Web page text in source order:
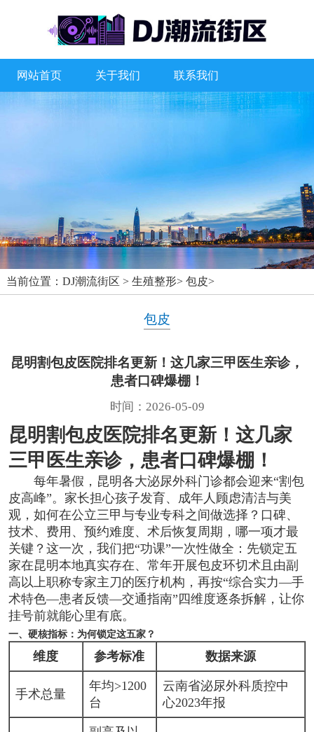
网站首页 关于我们 联系我们
当前位置： DJ潮流街区 > 生殖整形> 包皮>
包皮
昆明割包皮医院排名更新！这几家三甲医生亲诊，
患者口碑爆棚！
时间：2026-05-09
昆明割包皮医院排名更新！这几家
三甲医生亲诊，患者口碑爆棚！
每年暑假，昆明各大泌尿外科门诊都会迎来“割包
皮高峰”。家长担心孩子发育、成年人顾虑清洁与美
观，如何在公立三甲与专业专科之间做选择？口碑、
技术、费用、预约难度、术后恢复周期，哪一项才最
关键？这一次，我们把“功课”一次性做全：先锁定五
家在昆明本地真实存在、常年开展包皮环切术且由副
高以上职称专家主刀的医疗机构，再按“综合实力—手
术特色—患者反馈—交通指南”四维度逐条拆解，让你
挂号前就能心里有底。
一、硬核指标：为何锁定这五家？
维度 参考标准 数据来源
手术总量
年均>1200
台
云南省泌尿外科质控中
心2023年报